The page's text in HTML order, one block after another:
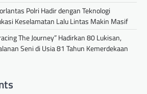
Polri Hadir dengan Teknologi
Keselamatan Lalu Lintas Makin Masif
The Journey” Hadirkan 80 Lukisan,
Seni di Usia 81 Tahun Kemerdekaan